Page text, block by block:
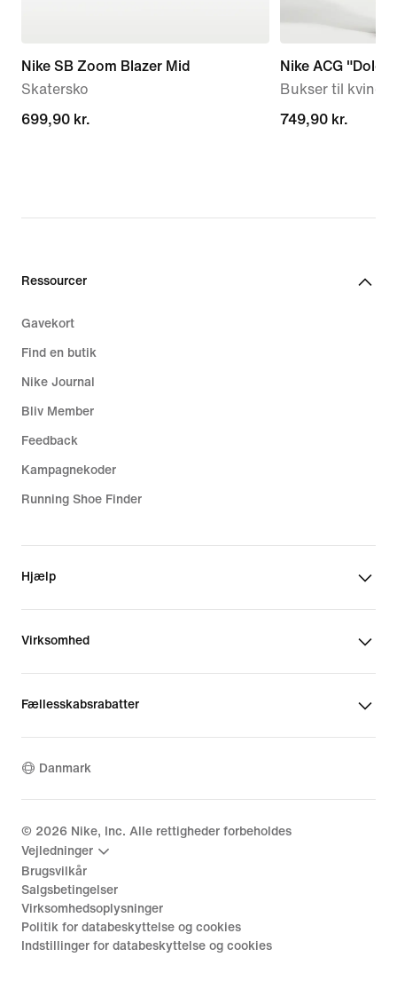
Nike SB Zoom Blazer Mid
Skatersko
699,90 kr.
699,90 kr.
Nike ACG
Bukser til kvinder
749,90 kr.
749,90 kr.
Ressourcer
Gavekort
Find en butik
Nike Journal
Bliv Member
Feedback
Kampagnekoder
Running Shoe Finder
Hjælp
Virksomhed
Fællesskabsrabatter
Danmark
© 2026 Nike, Inc. Alle rettigheder forbeholdes
Vejledninger
Brugsvilkår
Salgsbetingelser
Virksomhedsoplysninger
Politik for databeskyttelse og cookies
Indstillinger for databeskyttelse og cookies